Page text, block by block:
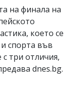
на финала на
което се
спорта във
три отличия,
dnes.bg.